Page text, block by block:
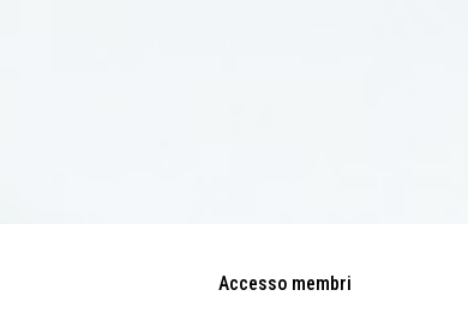
Accesso membri